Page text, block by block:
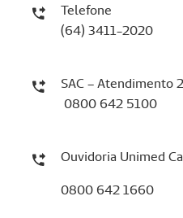
Telefone
(64) 3411-2020
SAC – Atendimento
0800 642 5100
Ouvidoria Unimed
0800 642 1660